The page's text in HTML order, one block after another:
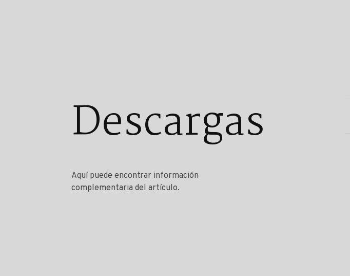
Descargas
Aquí puede encontrar información
complementaria del artículo.